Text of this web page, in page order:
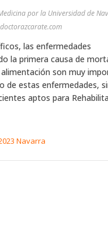
por la Universidad de
las enfermedades
la primera causa de
son muy
de estas enfermedades,
aptos para
Navarra